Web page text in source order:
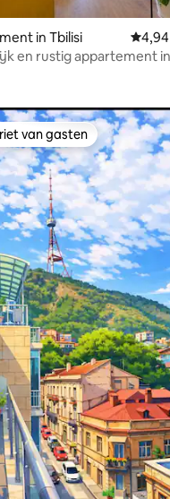
van 4,84 uit 5, 194
in Tbilisi
en rustig appartement
van 4,8 uit 5, 192
van gasten
van gasten